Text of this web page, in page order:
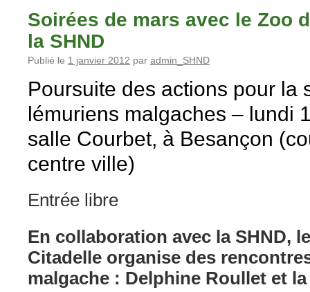
Soirées de mars avec le Zoo
la SHND
Publié le 1 janvier 2012 par admin_SHND
Poursuite des actions pour la
lémuriens malgaches – lundi
salle Courbet, à Besançon
centre ville)
Entrée libre
En collaboration avec la SHND,
Citadelle organise des
malgache : Delphine Roullet et